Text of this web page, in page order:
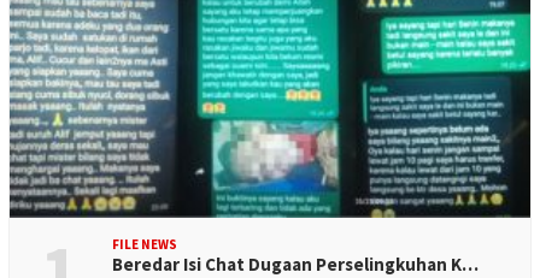
FILE NEWS
Beredar Isi Chat Dugaan Perselingkuhan K…